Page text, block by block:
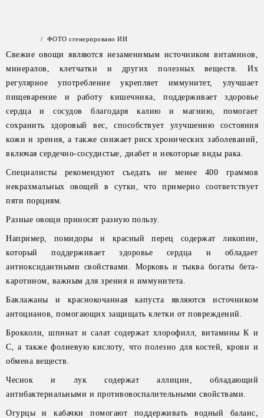
/ ФОТО сгенерировано ИИ
Свежие овощи являются незаменимым источником витаминов,
минералов, клетчатки и других полезных веществ. Их
регулярное употребление укрепляет иммунитет, улучшает
пищеварение и работу кишечника, поддерживает здоровье
сердца и сосудов благодаря калию и магнию, помогает
сохранить здоровый вес, способствует улучшению состояния
кожи и зрения, а также снижает риск хронических заболеваний,
включая сердечно-сосудистые, диабет и некоторые виды рака.
Специалисты рекомендуют съедать не менее 400 граммов
некрахмальных овощей в сутки, что примерно соответствует
пяти порциям.
Разные овощи приносят разную пользу.
Например, помидоры и красный перец содержат ликопин,
который поддерживает здоровье сердца и обладает
антиоксидантными свойствами. Морковь и тыква богаты бета-
каротином, важным для зрения и иммунитета.
Баклажаны и краснокочанная капуста являются источником
антоцианов, помогающих защищать клетки от повреждений.
Брокколи, шпинат и салат содержат хлорофилл, витамины К и
С, а также фолиевую кислоту, что полезно для костей, крови и
обмена веществ.
Чеснок и лук содержат аллицин, обладающий
антибактериальными и противовоспалительными свойствами.
Огурцы и кабачки помогают поддерживать водный баланс,